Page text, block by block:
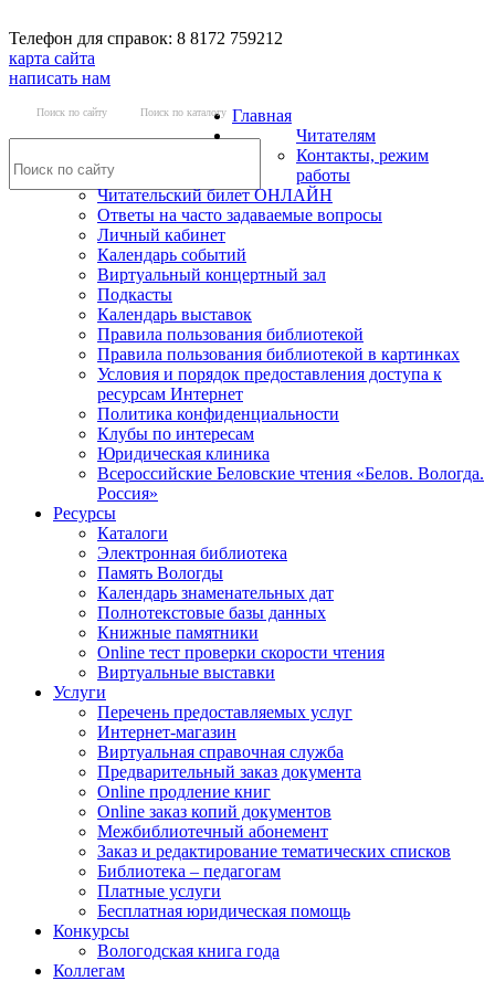
Телефон для справок: 8 8172 759212
карта сайта
написать нам
Поиск по сайту Поиск по каталогу Главная
Читателям
Контакты, режим
работы
Читательский билет ОНЛАЙН
Ответы на часто задаваемые вопросы
Личный кабинет
Календарь событий
Виртуальный концертный зал
Подкасты
Календарь выставок
Правила пользования библиотекой
Правила пользования библиотекой в картинках
Условия и порядок предоставления доступа к
ресурсам Интернет
Политика конфиденциальности
Клубы по интересам
Юридическая клиника
Всероссийские Беловские чтения «Белов. Вологда.
Россия»
Ресурсы
Каталоги
Электронная библиотека
Память Вологды
Календарь знаменательных дат
Полнотекстовые базы данных
Книжные памятники
Online тест проверки скорости чтения
Виртуальные выставки
Услуги
Перечень предоставляемых услуг
Интернет-магазин
Виртуальная справочная служба
Предварительный заказ документа
Online продление книг
Online заказ копий документов
Межбиблиотечный абонемент
Заказ и редактирование тематических списков
Библиотека – педагогам
Платные услуги
Бесплатная юридическая помощь
Конкурсы
Вологодская книга года
Коллегам